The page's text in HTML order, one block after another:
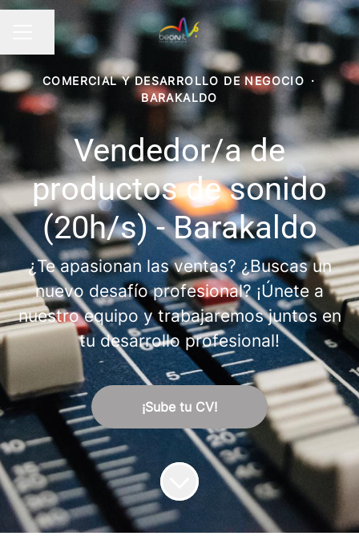
MENÚ DE EMPLEO
Compartir página
COMERCIAL Y DESARROLLO DE NEGOCIO ·
BARAKALDO
Vendedor/a de
productos de sonido
(20h/s) - Barakaldo
¿Te apasionan las ventas? ¿Buscas un
nuevo desafío profesional? ¡Únete a
nuestro equipo y trabajaremos juntos en
tu desarrollo profesional!
¡Sube tu CV!